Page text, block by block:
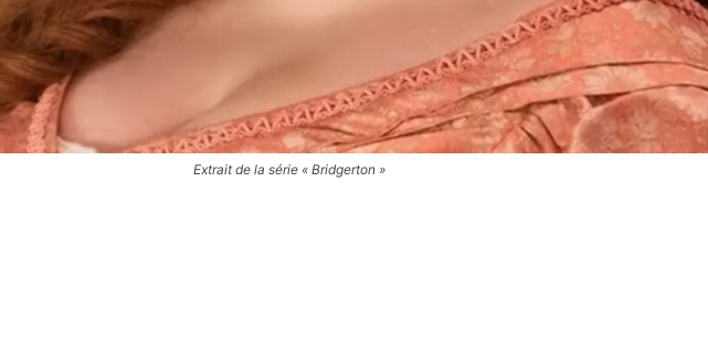
Extrait de la série « Bridgerton »